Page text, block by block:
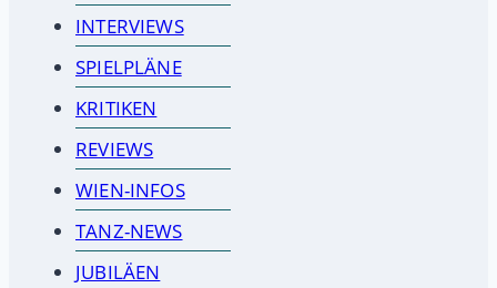
INTERVIEWS
SPIELPLÄNE
KRITIKEN
REVIEWS
WIEN-INFOS
TANZ-NEWS
JUBILÄEN